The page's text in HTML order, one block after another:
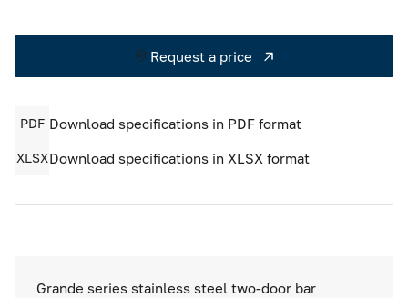
Grande series stainless steel two-door bar
Request a price
PDF Download specifications in PDF format
XLSXDownload specifications in XLSX format
Solutions for your Dark Store